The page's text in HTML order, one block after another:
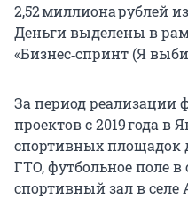
2,52 миллиона рублей
Деньги выделены в
«Бизнес‑спринт (Я
За период реализации
проектов с 2019 года
спортивных площадок
ГТО, футбольное поле в
спортивный зал в